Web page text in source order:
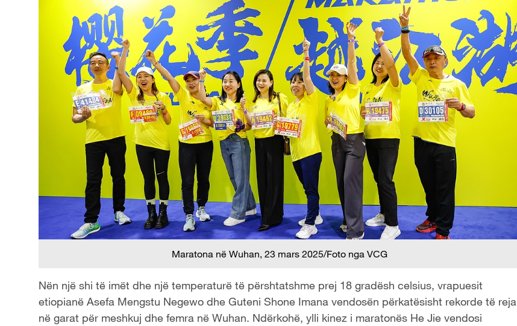
Maratona në Wuhan, 23 mars 2025/Foto nga VCG
Nën një shi të imët dhe një temperaturë të përshtatshme prej 18 gradësh celsius, vrapuesit
etiopianë Asefa Mengstu Negewo dhe Guteni Shone Imana vendosën përkatësisht rekorde të reja
në garat për meshkuj dhe femra në Wuhan. Ndërkohë, ylli kinez i maratonës He Jie vendosi